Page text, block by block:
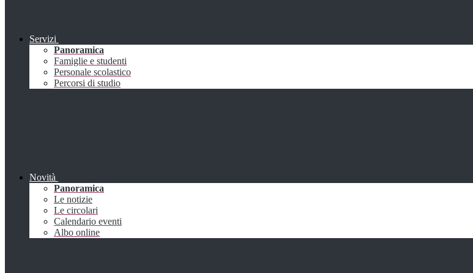
Servizi
Panoramica
Famiglie e studenti
Personale scolastico
Percorsi di studio
Novità
Panoramica
Le notizie
Le circolari
Calendario eventi
Albo online